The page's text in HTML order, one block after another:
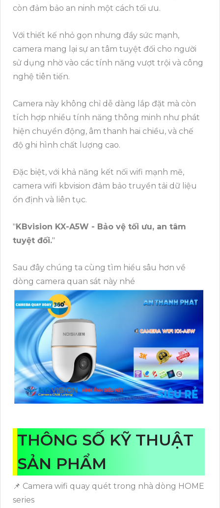
còn đảm bảo an ninh một cách tối ưu.
Với thiết kế nhỏ gọn nhưng đầy sức mạnh,
camera mang lại sự an tâm tuyệt đối cho người
sử dụng nhờ vào các tính năng vượt trội và công
nghệ tiên tiến.
Camera này không chỉ dễ dàng lắp đặt mà còn
tích hợp nhiều tính năng thông minh như phát
hiện chuyển động, âm thanh hai chiều, và chế
độ ghi hình chất lượng cao.
Đặc biệt, với khả năng kết nối wifi mạnh mẽ,
camera wifi kbvision đảm bảo truyền tải dữ liệu
ổn định và liên tục.
" KBvision KX-A5W - Bảo vệ tối ưu, an tâm
tuyệt đối."
Sau đây chúng ta cùng tìm hiểu sâu hơn về
dòng camera quan sát này nhé
THÔNG SỐ KỸ THUẬT
SẢN PHẨM
📌 Camera wifi quay quét trong nhà dòng HOME
series